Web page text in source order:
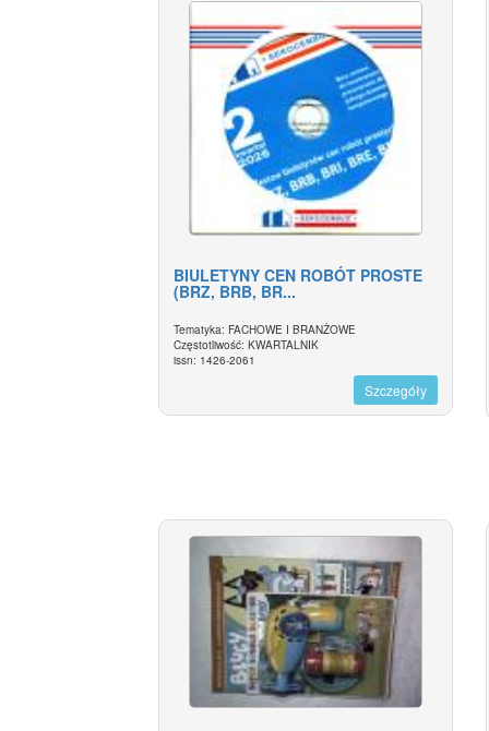
BIULETYNY CEN ROBÓT PROSTE
(BRZ, BRB, BR...
Tematyka: FACHOWE I BRANŻOWE
Częstotliwość: KWARTALNIK
issn: 1426-2061
Szczegóły